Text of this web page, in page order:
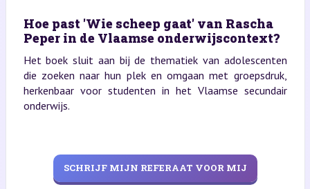
Hoe past 'Wie scheep gaat' van Rascha
Peper in de Vlaamse onderwijscontext?
Het boek sluit aan bij de thematiek van adolescenten
die zoeken naar hun plek en omgaan met groepsdruk,
herkenbaar voor studenten in het Vlaamse secundair
onderwijs.
SCHRIJF MIJN REFERAAT VOOR MIJ